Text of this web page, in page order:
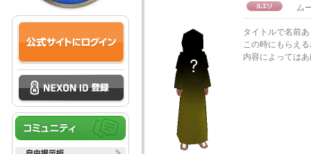
ム
タイトルで名前
この時にもらえ
内容によっては